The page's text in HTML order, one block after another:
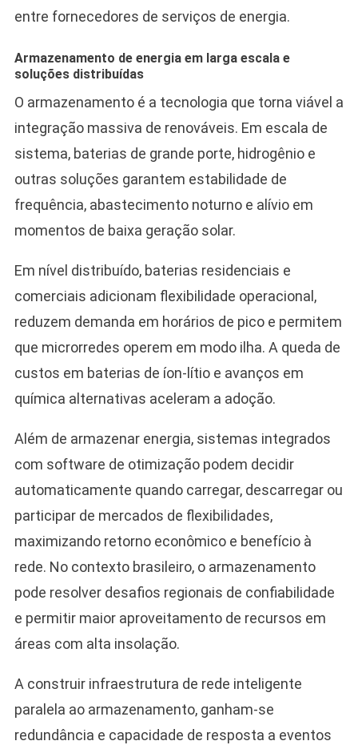
entre fornecedores de serviços de energia.
Armazenamento de energia em larga escala e
soluções distribuídas
O armazenamento é a tecnologia que torna viável a
integração massiva de renováveis. Em escala de
sistema, baterias de grande porte, hidrogênio e
outras soluções garantem estabilidade de
frequência, abastecimento noturno e alívio em
momentos de baixa geração solar.
Em nível distribuído, baterias residenciais e
comerciais adicionam flexibilidade operacional,
reduzem demanda em horários de pico e permitem
que microrredes operem em modo ilha. A queda de
custos em baterias de íon-lítio e avanços em
química alternativas aceleram a adoção.
Além de armazenar energia, sistemas integrados
com software de otimização podem decidir
automaticamente quando carregar, descarregar ou
participar de mercados de flexibilidades,
maximizando retorno econômico e benefício à
rede. No contexto brasileiro, o armazenamento
pode resolver desafios regionais de confiabilidade
e permitir maior aproveitamento de recursos em
áreas com alta insolação.
A construir infraestrutura de rede inteligente
paralela ao armazenamento, ganham-se
redundância e capacidade de resposta a eventos